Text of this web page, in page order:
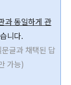
과 동일하게 관
니다.
글과 채택된 답
가능)